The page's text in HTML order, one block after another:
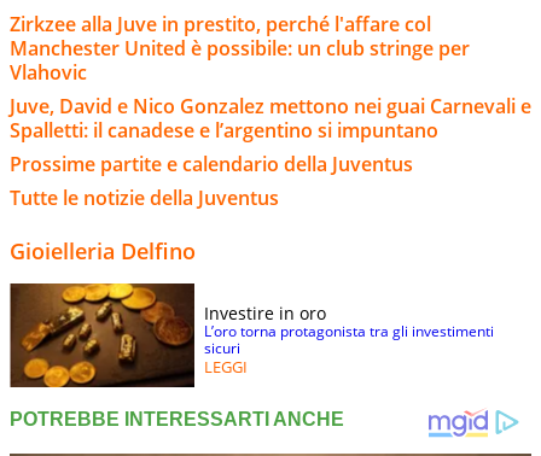
Zirkzee alla Juve in prestito, perché l'affare col
Manchester United è possibile: un club stringe per
Vlahovic
Juve, David e Nico Gonzalez mettono nei guai Carnevali e
Spalletti: il canadese e l’argentino si impuntano
Prossime partite e calendario della Juventus
Tutte le notizie della Juventus
Gioielleria Delfino
Investire in oro
L’oro torna protagonista tra gli investimenti
sicuri
LEGGI